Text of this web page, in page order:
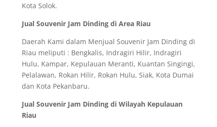
Kota Solok.
Jual Souvenir Jam Dinding di Area Riau
Daerah Kami dalam Menjual Souvenir Jam Dinding di
Riau meliputi : Bengkalis, Indragiri Hilir, Indragiri
Hulu, Kampar, Kepulauan Meranti, Kuantan Singingi,
Pelalawan, Rokan Hilir, Rokan Hulu, Siak, Kota Dumai
dan Kota Pekanbaru.
Jual Souvenir Jam Dinding di Wilayah Kepulauan
Riau